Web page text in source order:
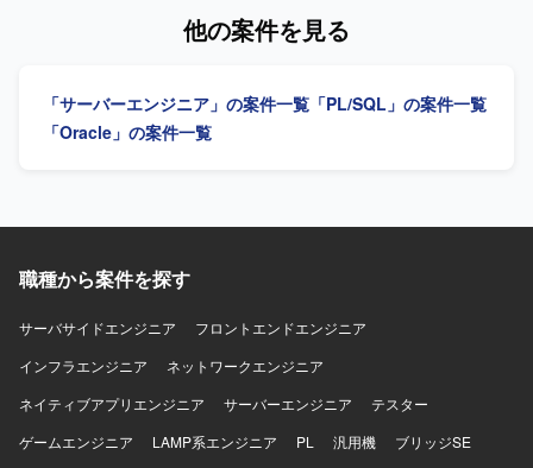
作業をご担当いただきます。 現行システムおよび新基盤の
ていただきます。 指示や仕様に基づき、データ抽出・変
換・登録のためのSQLクエリの作成・修正、データクレン
抽出・報告を行っていただきます。 移行タイムチャートに
業、手順書に沿った運用立ち会い、実行時のエラーログ確
認や発生課題の一次切り分け・報告もご担当いただきま
す。 【求める人物像】 データ構造やテーブル設計を正確に
理解しながら粘り強く検証作業を進められる方を求めてお
ります。 リーダーや設計担当とコミュニケーションを取り
められる方が望ましいです。 【ポジションの魅力】 複数シ
ステムを対象とした大規模なデータ移行プロジェクトに参
他の案件を見る
「サーバーエンジニア」の案件一覧 「PL/SQL」の案件一覧
「Oracle」の案件一覧
職種から案件を探す
サーバサイドエンジニア
フロントエンドエンジニア
インフラエンジニア
ネットワークエンジニア
ネイティブアプリエンジニア
サーバーエンジニア
テスター
ゲームエンジニア
LAMP系エンジニア PL 汎用機
ブリッジSE